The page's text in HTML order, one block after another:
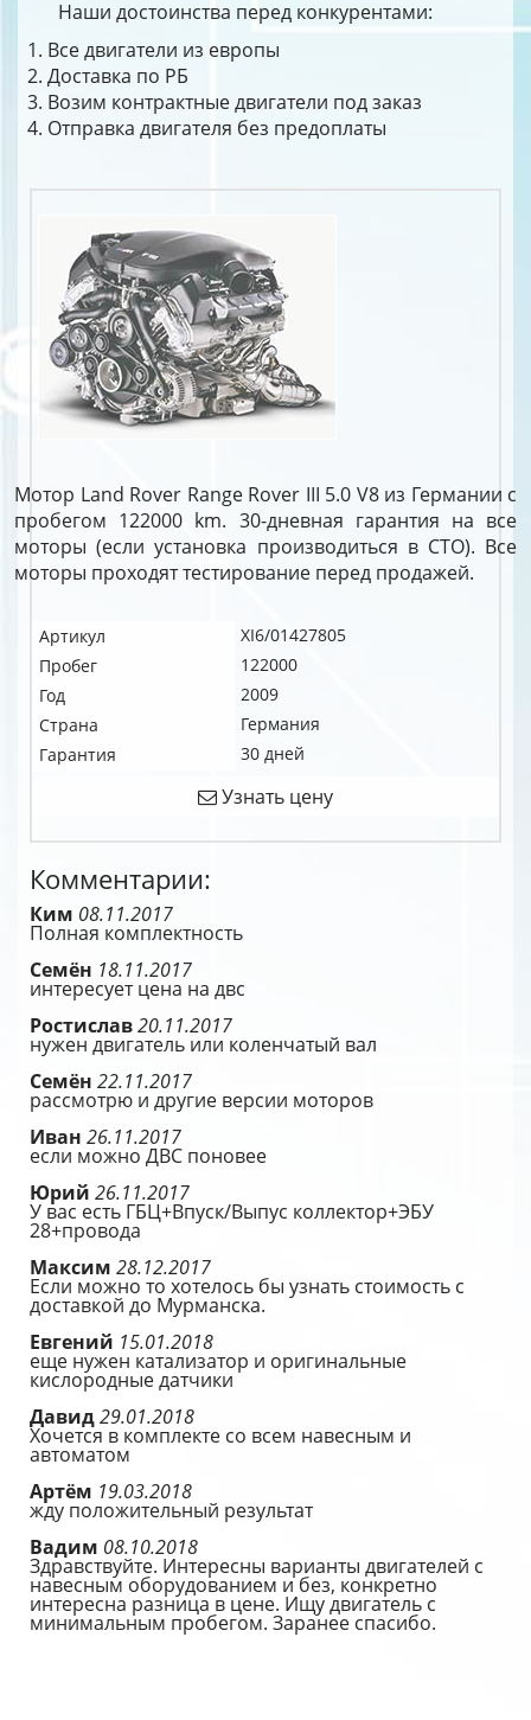
Наши достоинства перед конкурентами:
Все двигатели из европы
Доставка по РБ
Возим контрактные двигатели под заказ
Отправка двигателя без предоплаты
Мотор Land Rover Range Rover III 5.0 V8 из Германии с
пробегом 122000 km. 30-дневная гарантия на все
моторы (если установка производиться в СТО). Все
моторы проходят тестирование перед продажей.
Артикул
XI6/01427805
Пробег
122000
Год
2009
Страна
Германия
Гарантия
30 дней
Узнать цену
Комментарии:
Ким 08.11.2017
Полная комплектность
Семён 18.11.2017
интересует цена на двс
Ростислав20.11.2017
нужен двигатель или коленчатый вал
Семён 22.11.2017
рассмотрю и другие версии моторов
Иван 26.11.2017
если можно ДВС поновее
Юрий 26.11.2017
У вас есть ГБЦ+Впуск/Выпус коллектор+ЭБУ
28+провода
Максим 28.12.2017
Если можно то хотелось бы узнать стоимость с
доставкой до Мурманска.
Евгений 15.01.2018
еще нужен катализатор и оригинальные
кислородные датчики
Давид29.01.2018
Хочется в комплекте со всем навесным и
автоматом
Артём 19.03.2018
жду положительный результат
Вадим 08.10.2018
Здравствуйте. Интересны варианты двигателей с
навесным оборудованием и без, конкретно
интересна разница в цене. Ищу двигатель с
минимальным пробегом. Заранее спасибо.